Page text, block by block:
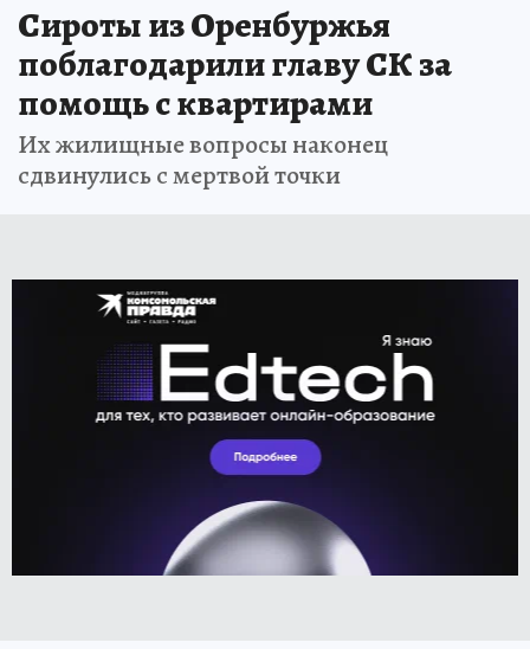
Сироты из Оренбуржья
поблагодарили главу СК за
помощь с квартирами
Их жилищные вопросы наконец
сдвинулись с мертвой точки